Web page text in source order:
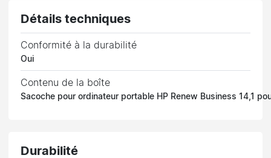
Détails techniques
Conformité à la durabilité
Oui
Contenu de la boîte
Sacoche pour ordinateur portable HP Renew Business 14,1
Durabilité